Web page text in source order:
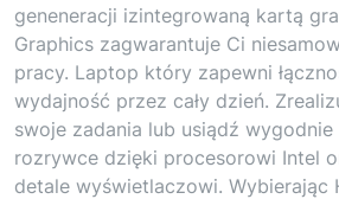
geneneracji izintegrowaną kartą
Graphics zagwarantuje Ci
pracy. Laptop który zapewni
wydajność przez cały dzień.
swoje zadania lub usiądź
rozrywce dzięki procesorowi Intel
detale wyświetlaczowi. Wybierając